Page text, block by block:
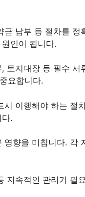
납부 등 절차를
인이 됩니다.
토지대장 등 필수 서
요합니다.
이행해야 하는 절
.
향을 미칩니다. 각
지속적인 관리가 필